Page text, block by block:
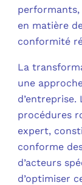
performants,
en matière
conformité
La
une
d’entreprise.
procédures
expert,
conforme
d’acteurs
d’optimiser